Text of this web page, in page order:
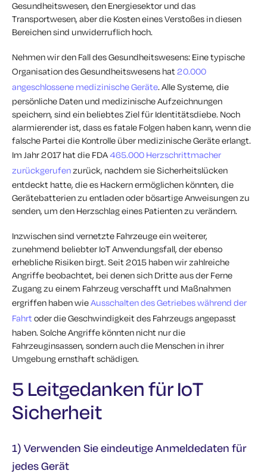
Gesundheitswesen, den Energiesektor und das
Transportwesen, aber die Kosten eines Verstoßes in diesen
Bereichen sind unwiderruflich hoch.
Nehmen wir den Fall des Gesundheitswesens: Eine typische
Organisation des Gesundheitswesens hat 20.000
angeschlossene medizinische Geräte. Alle Systeme, die
persönliche Daten und medizinische Aufzeichnungen
speichern, sind ein beliebtes Ziel für Identitätsdiebe. Noch
alarmierender ist, dass es fatale Folgen haben kann, wenn die
falsche Partei die Kontrolle über medizinische Geräte erlangt.
Im Jahr 2017 hat die FDA465.000 Herzschrittmacher
zurückgerufenzurück, nachdem sie Sicherheitslücken
entdeckt hatte, die es Hackern ermöglichen könnten, die
Gerätebatterien zu entladen oder bösartige Anweisungen zu
senden, um den Herzschlag eines Patienten zu verändern.
Inzwischen sind vernetzte Fahrzeuge ein weiterer,
zunehmend beliebter IoT Anwendungsfall, der ebenso
erhebliche Risiken birgt. Seit 2015 haben wir zahlreiche
Angriffe beobachtet, bei denen sich Dritte aus der Ferne
Zugang zu einem Fahrzeug verschafft und Maßnahmen
ergriffen haben wieAusschalten des Getriebes während der
Fahrt oder die Geschwindigkeit des Fahrzeugs angepasst
haben. Solche Angriffe könnten nicht nur die
Fahrzeuginsassen, sondern auch die Menschen in ihrer
Umgebung ernsthaft schädigen.
5 Leitgedanken für IoT
Sicherheit
1) Verwenden Sie eindeutige Anmeldedaten für
jedes Gerät